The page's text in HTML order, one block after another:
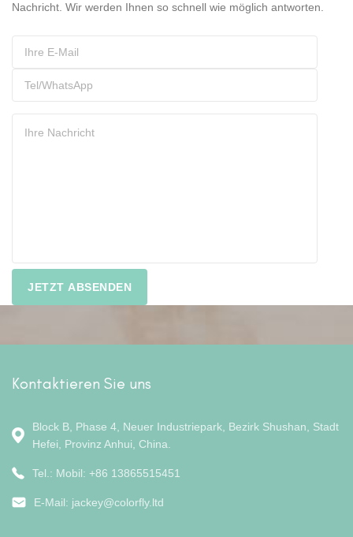
Nachricht. Wir werden Ihnen so schnell wie möglich antworten.
Kontaktieren Sie uns
Block B, Phase 4, Neuer Industriepark, Bezirk Shushan, Stadt
Hefei, Provinz Anhui, China.
Tel.: Mobil: +86 13865515451
E-Mail: jackey@colorfly.ltd